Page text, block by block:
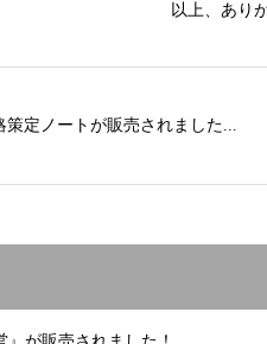
以上、あり
策定ノートが販売されました...